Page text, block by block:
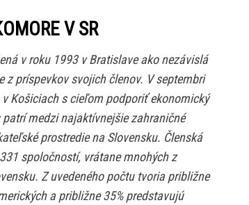
V SR
v roku 1993 v Bratislave ako nezávislá
príspevkov svojich členov. V septembri
Košiciach s cieľom podporiť ekonomický
medzi najaktívnejšie zahraničné
prostredie na Slovensku. Členská
spoločností, vrátane mnohých z
Z uvedeného počtu tvoria približne
a približne 35% predstavujú